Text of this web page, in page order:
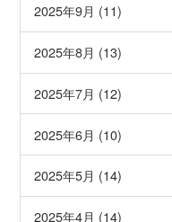
2025年9月 (11)
2025年8月 (13)
2025年7月 (12)
2025年6月 (10)
2025年5月 (14)
2025年4月 (14)